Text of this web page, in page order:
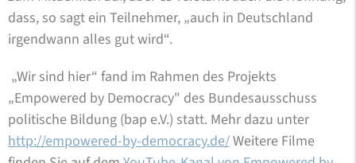
dass, so sagt ein Teilnehmer, „auch in Deutschland
irgendwann alles gut wird“.
„Wir sind hier“ fand im Rahmen des Projekts
„Empowered by Democracy" des Bundesausschuss
politische Bildung (bap e.V.) statt. Mehr dazu unter
http://empowered-by-democracy.de/Weitere Filme